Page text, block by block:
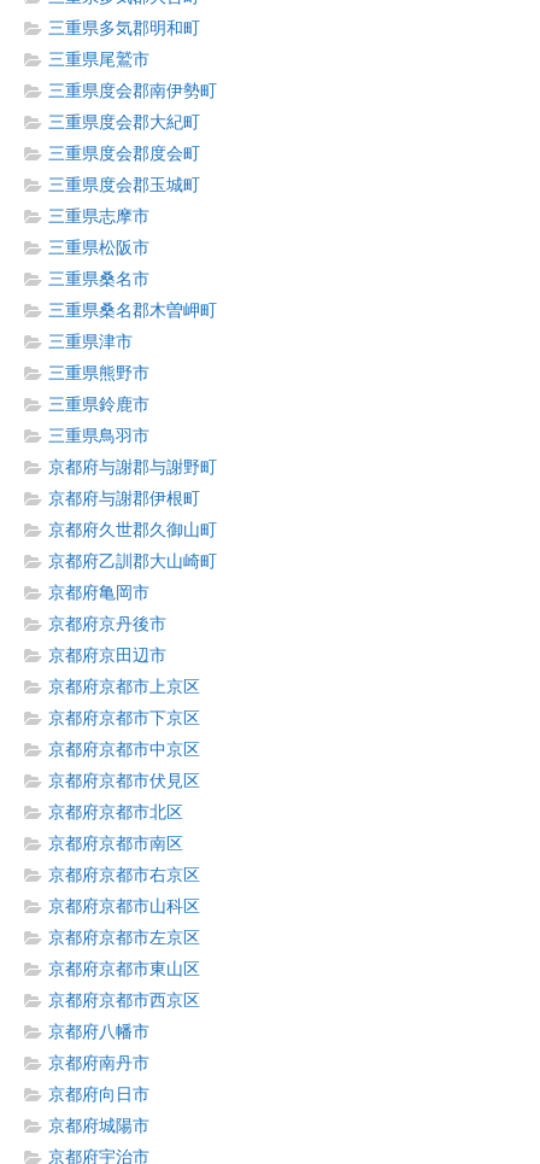
三重県多気郡明和町
三重県尾鷲市
三重県度会郡南伊勢町
三重県度会郡大紀町
三重県度会郡度会町
三重県度会郡玉城町
三重県志摩市
三重県松阪市
三重県桑名市
三重県桑名郡木曽岬町
三重県津市
三重県熊野市
三重県鈴鹿市
三重県鳥羽市
京都府与謝郡与謝野町
京都府与謝郡伊根町
京都府久世郡久御山町
京都府乙訓郡大山崎町
京都府亀岡市
京都府京丹後市
京都府京田辺市
京都府京都市上京区
京都府京都市下京区
京都府京都市中京区
京都府京都市伏見区
京都府京都市北区
京都府京都市南区
京都府京都市右京区
京都府京都市山科区
京都府京都市左京区
京都府京都市東山区
京都府京都市西京区
京都府八幡市
京都府南丹市
京都府向日市
京都府城陽市
京都府宇治市